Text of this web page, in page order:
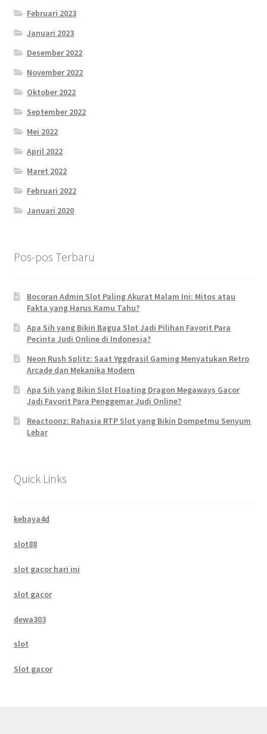
Februari 2023
Januari 2023
Desember 2022
November 2022
Oktober 2022
September 2022
Mei 2022
April 2022
Maret 2022
Februari 2022
Januari 2020
Pos-pos Terbaru
Bocoran Admin Slot Paling Akurat Malam Ini: Mitos atau
Fakta yang Harus Kamu Tahu?
Apa Sih yang Bikin Bagua Slot Jadi Pilihan Favorit Para
Pecinta Judi Online di Indonesia?
Neon Rush Splitz: Saat Yggdrasil Gaming Menyatukan Retro
Arcade dan Mekanika Modern
Apa Sih yang Bikin Slot Floating Dragon Megaways Gacor
Jadi Favorit Para Penggemar Judi Online?
Reactoonz: Rahasia RTP Slot yang Bikin Dompetmu Senyum
Lebar
Quick Links
kebaya4d
slot88
slot gacor hari ini
slot gacor
dewa303
slot
Slot gacor